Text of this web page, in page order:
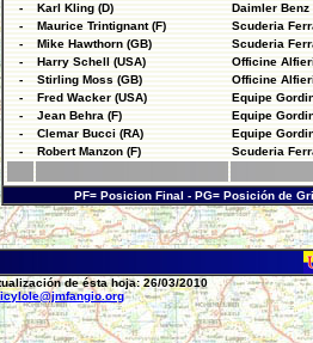
- Karl Kling (D)
Daimler Benz
-
Maurice Trintignant (F)
Scuderia
-
Mike Hawthorn (GB)
Scuderia
-
Harry Schell (USA)
Officine
-
Stirling Moss (GB)
Officine
-
Fred Wacker (USA)
Equipe
-
Jean Behra (F)
Equipe
-
Clemar Bucci (RA)
Equipe
-
Robert Manzon (F) Scuderia
PF= Posicion Final - PG= Posición de
de ésta hoja: 26/03/2010